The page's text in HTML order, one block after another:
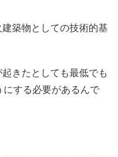
築物としての技術的基
きたとしても最低でも
する必要があるんで